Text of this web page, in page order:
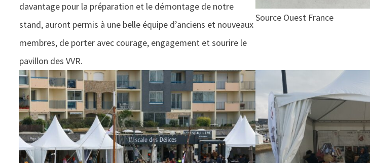
davantage pour la préparation et le démontage de notre
stand, auront permis à une belle équipe d’anciens et nouveaux
membres, de porter avec courage, engagement et sourire le
pavillon des VVR.
Source Ouest France